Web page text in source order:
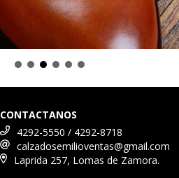
CONTACTANOS
4292-5550 / 4292-8718
calzadosemilioventas@gmail.com
Laprida 257, Lomas de Zamora.